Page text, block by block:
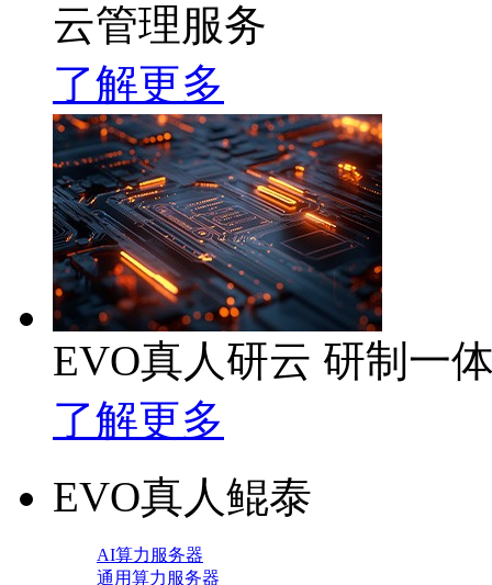
云管理服务
了解更多
EVO真人研云 研制一
了解更多
EVO真人鲲泰
AI算力服务器
通用算力服务器